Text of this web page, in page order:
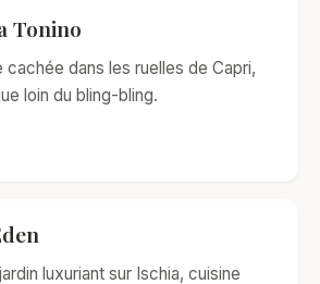
Tonino
cachée dans les ruelles de Capri,
loin du bling-bling.
luxuriant sur Ischia, cuisine